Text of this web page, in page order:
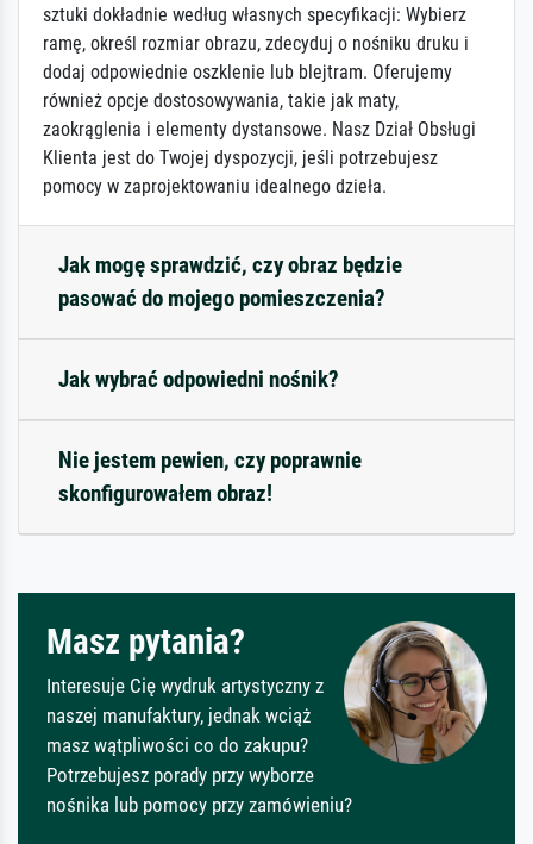
sztuki dokładnie według własnych specyfikacji: Wybierz
ramę, określ rozmiar obrazu, zdecyduj o nośniku druku i
dodaj odpowiednie oszklenie lub blejtram. Oferujemy
również opcje dostosowywania, takie jak maty,
zaokrąglenia i elementy dystansowe. Nasz Dział Obsługi
Klienta jest do Twojej dyspozycji, jeśli potrzebujesz
pomocy w zaprojektowaniu idealnego dzieła.
Jak mogę sprawdzić, czy obraz będzie
pasować do mojego pomieszczenia?
Jak wybrać odpowiedni nośnik?
Nie jestem pewien, czy poprawnie
skonfigurowałem obraz!
Masz pytania?
Interesuje Cię wydruk artystyczny z
naszej manufaktury, jednak wciąż
masz wątpliwości co do zakupu?
Potrzebujesz porady przy wyborze
nośnika lub pomocy przy zamówieniu?